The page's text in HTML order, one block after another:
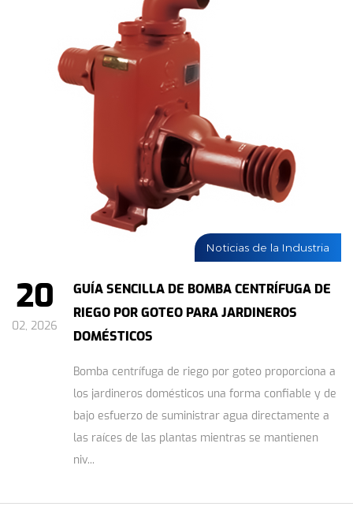
Noticias de la Industria
20
02, 2026
GUÍA SENCILLA DE BOMBA CENTRÍFUGA DE
RIEGO POR GOTEO PARA JARDINEROS
DOMÉSTICOS
Bomba centrífuga de riego por goteo proporciona a
los jardineros domésticos una forma confiable y de
bajo esfuerzo de suministrar agua directamente a
las raíces de las plantas mientras se mantienen
niv...